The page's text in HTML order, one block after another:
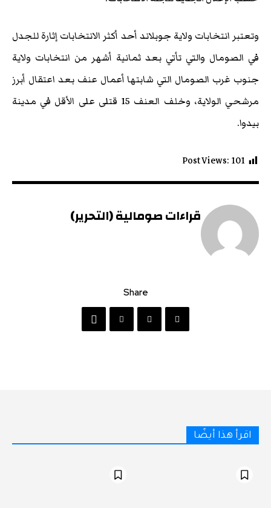
وتعتبر انتخابات ولاية جوبلاند أحد أكثر الانتخابات إثارة للجدل
في الصومال والتي تأتي بعد ثمانية أشهر من انتخابات ولاية
جنوب غرب الصومال التي شابتها أعمال عنف بعد اعتقال أبرز
مرشحي الولاية، وخلف العنف 15 قتلى على الأقل في مدينة
بيدوا.
Post Views: 101
قراءات صومالية (التحرير)
Share
اقرأ هذا أيضًا